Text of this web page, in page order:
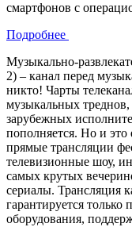
смартфонов с
Подробнее
Музыкально-
2) – канал перед
никто! Чарты
музыкальных
зарубежных
пополняется. Но и
прямые трансляции
телевизионные шоу,
самых крутых
сериалы. Трансляция
гарантируется
оборудования,